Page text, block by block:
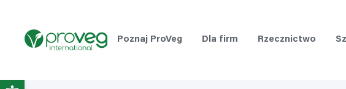
Poznaj ProVeg Dla firm Rzecznictwo